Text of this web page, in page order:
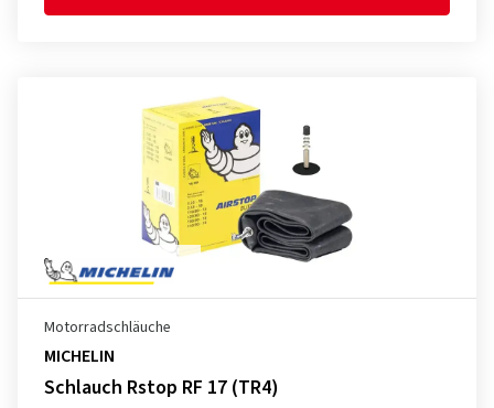
Motorradschläuche
MICHELIN
Schlauch Rstop RF 17 (TR4)